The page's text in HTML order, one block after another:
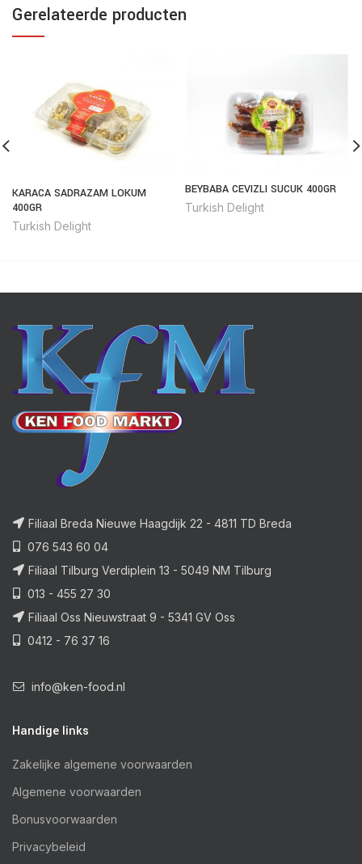
Gerelateerde producten
KARACA SADRAZAM LOKUM
400GR
Turkish Delight
BEYBABA CEVIZLI SUCUK 400GR
Turkish Delight
Filiaal Breda Nieuwe Haagdijk 22 - 4811 TD Breda
076 543 60 04
Filiaal Tilburg Verdiplein 13 - 5049 NM Tilburg
013 - 455 27 30
Filiaal Oss Nieuwstraat 9 - 5341 GV Oss
0412 - 76 37 16
info@ken-food.nl
Handige links
Zakelijke algemene voorwaarden
Algemene voorwaarden
Bonusvoorwaarden
Privacybeleid